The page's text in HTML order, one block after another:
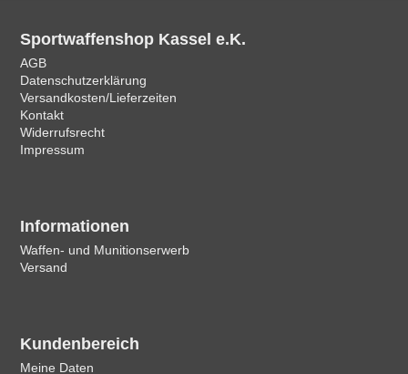
Sportwaffenshop Kassel e.K.
AGB
Datenschutzerklärung
Versandkosten/Lieferzeiten
Kontakt
Widerrufsrecht
Impressum
Informationen
Waffen- und Munitionserwerb
Versand
Kundenbereich
Meine Daten